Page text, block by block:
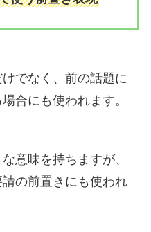
でなく、前の話題に
合にも使われます。
意味を持ちますが、
請の前置きにも使われ